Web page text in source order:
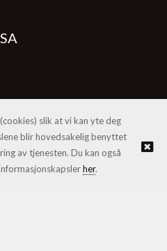
|Nettbutikk levert av Kréatif
slik at vi kan yte deg
blir hovedsakelig benyttet
av tjenesten. Du kan også
her.